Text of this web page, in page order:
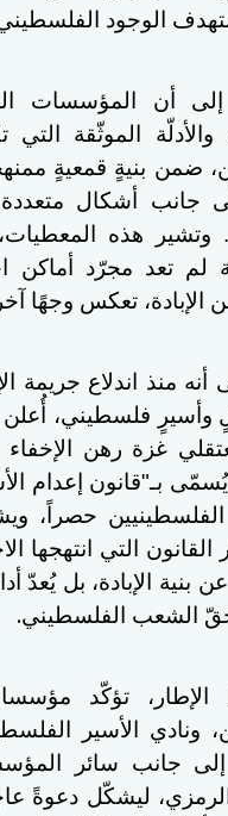
الوجود
أن المؤسسات
والأدلّة الموثّقة
ضمن بنيةٍ قمعيةٍ
جانب أشكال
وتشير هذه
لم تعد مجرّد
الإبادة، تعكس وجهًا
أنه منذ اندلاع جريمة
غزة رهن الإخفاء
يُسمّى بـ"قانون إعدام
حصراً،
التي انتهجها
بنية الإبادة، بل يُعدّ
الشعب الفلسطيني.
الإطار، تؤكّد
ونادي الأسير
إلى جانب سائر
ليشكّل دعوةً